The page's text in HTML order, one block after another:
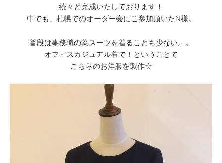
続々と完成いたしております！
中でも、札幌でのオーダー会にご参加頂いたN様。
普段は事務職の為スーツを着ることも少ない。。
オフィスカジュアル着で！ということで
こちらのお洋服を製作☆